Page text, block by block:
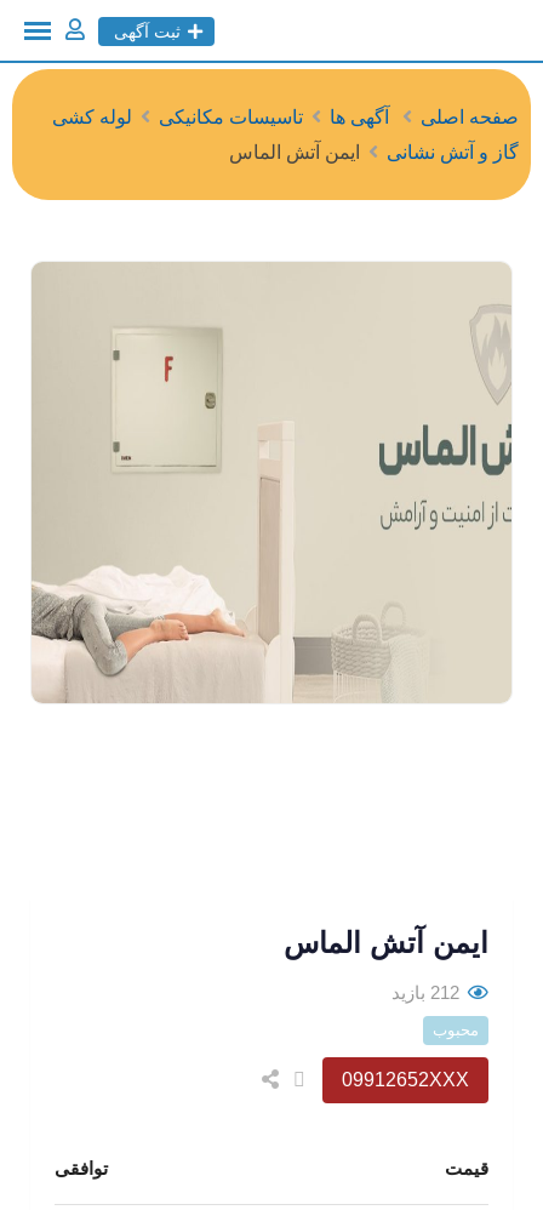
ثبت آگهی
صفحه اصلی آگهی ها تاسیسات مکانیکی
لوله کشی
گاز و آتش نشانی
ایمن آتش الماس
ایمن آتش الماس
212 بازید
محبوب
09912652XXX
قیمت توافقی